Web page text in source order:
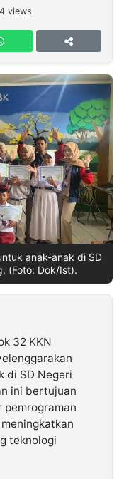
4 views
anak-anak di SD
(Foto: Dok/Ist).
32 KKN
di SD Negeri
ini bertujuan
pemrograman
teknologi